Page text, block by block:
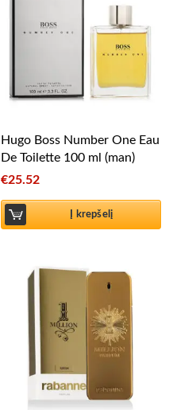
Hugo Boss Number One Eau
De Toilette 100 ml (man)
€25.52
Į krepšelį